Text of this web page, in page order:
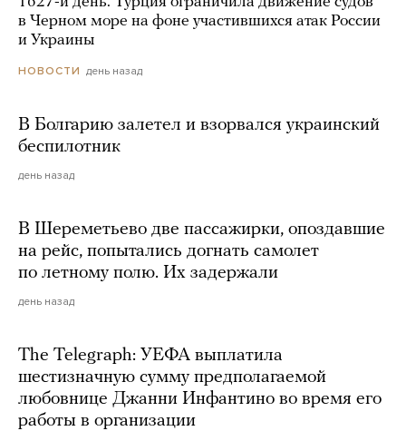
в Черном море на фоне участившихся атак России
и Украины
НОВОСТИ день назад
В Болгарию залетел и взорвался украинский
беспилотник
день назад
В Шереметьево две пассажирки, опоздавшие
на рейс, попытались догнать самолет
по летному полю. Их задержали
день назад
The Telegraph: УЕФА выплатила
шестизначную сумму предполагаемой
любовнице Джанни Инфантино во время его
работы в организации